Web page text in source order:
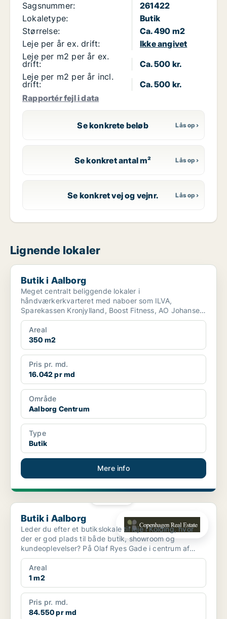
Sagsnummer:
261422
Lokaletype:
Butik
Størrelse:
Ca. 490 m2
Leje per år ex. drift:
Ikke angivet
Leje per m2 per år ex.
drift:
Ca. 500 kr.
Leje per m2 per år incl.
drift:
Ca. 500 kr.
Rapportér fejl i data
Se konkrete beløb
Se konkret antal m²
Se konkret vej og vejnr.
Lignende lokaler
Butik i Aalborg
Butik i Aalborg
Meget centralt beliggende lokaler i
håndværkerkvarteret med naboer som ILVA,
Sparekassen Kronjylland, Boost Fitness, AO Johansen
og Silvan. Kan anvendes ti...
Areal
350 m2
Pris pr. md.
16.042 pr md
Område
Aalborg Centrum
Type
Butik
Mere info
Butik i Aalborg
Butik i Aalborg
Leder du efter et butikslokale til leje i Kolding, hvor
der er god plads til både butik, showroom og
kundeoplevelser? På Olaf Ryes Gade i centrum af
Kolding ...
Areal
1 m2
Pris pr. md.
84.550 pr md